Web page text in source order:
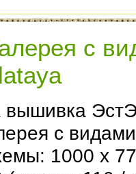
с
вышивка
с
1000 х